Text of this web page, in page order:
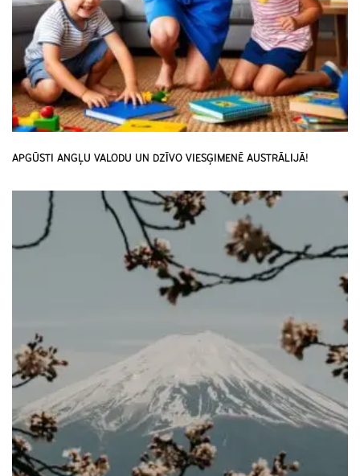
APGŪSTI ANGĻU VALODU UN DZĪVO VIESĢIMENĒ AUSTRĀLIJĀ!